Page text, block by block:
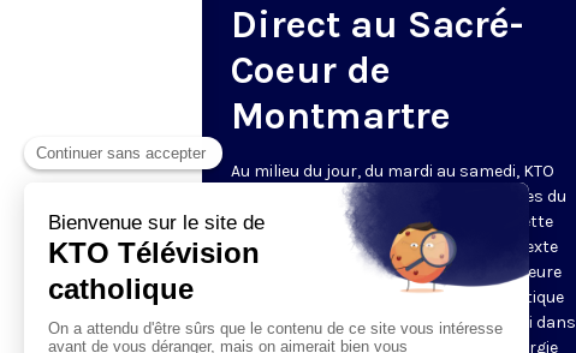
Direct au Sacré-
Coeur de
Montmartre
Au milieu du jour, du mardi au samedi, KTO
diffuse l’office de Sexte des Bénédictines du
Sacré-Coeur de Montmartre, depuis cette
basilique
. Comme son nom l’indique, sexte
est la prière chrétienne de la sixième heure
du jour, selon le découpage romain antique
de la journée - ce qui correspond à midi dans
notre journée actuelle. Cet office la liturgie